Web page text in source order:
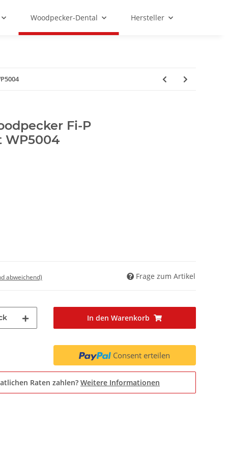
Woodpecker-Dental Hersteller
Fi-P
WP5004
abweichend) Frage zum Artikel
In den Warenkorb
Consent erteilen
Raten zahlen? Weitere Informationen